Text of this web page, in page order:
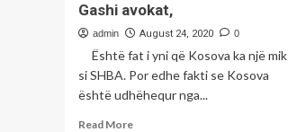
Gashi avokat,
admin August 24, 2020 0
Është fat i yni që Kosova ka një mik
si SHBA. Por edhe fakti se Kosova
është udhëhequr nga...
Read MoreRead